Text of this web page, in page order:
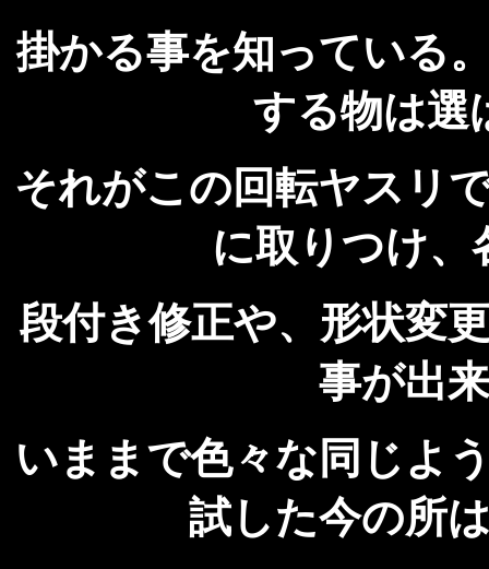
掛かる事を知っている
する物は選
それがこの回転ヤスリ
に取りつけ、
段付き修正や、形状変
事が出
いままで色々な同じよ
試した今の所